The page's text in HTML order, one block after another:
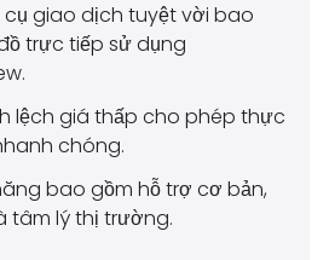
giao dịch tuyệt vời bao
trực tiếp sử dụng
lệch giá thấp cho phép thực
chóng.
bao gồm hỗ trợ cơ bản,
tâm lý thị trường.